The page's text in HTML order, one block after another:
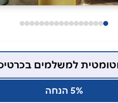
5% הנחה